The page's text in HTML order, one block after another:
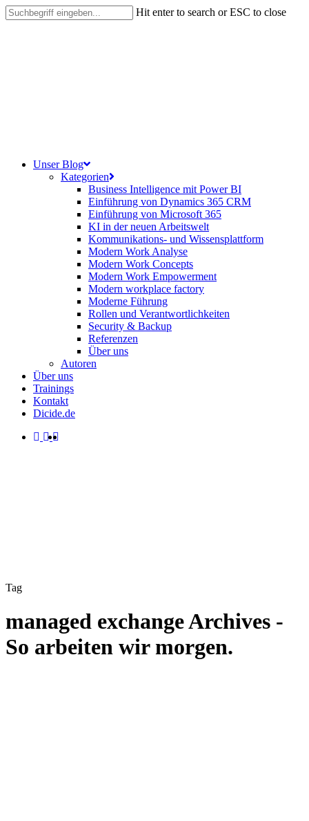
Skip
to
Hit enter to search or ESC to close
search
Menu
Unser Blog
Kategorien
Business Intelligence mit Power BI
Einführung von Dynamics 365 CRM
Einführung von Microsoft 365
KI in der neuen Arbeitswelt
Kommunikations- und Wissensplattform
Modern Work Analyse
Modern Work Concepts
Modern Work Empowerment
Modern workplace factory
Moderne Führung
Rollen und Verantwortlichkeiten
Security & Backup
Referenzen
Über uns
Autoren
Über uns
Trainings
Kontakt
Dicide.de
facebook
linkedin
instagram
Tag
managed exchange Archives -
So arbeiten wir morgen.